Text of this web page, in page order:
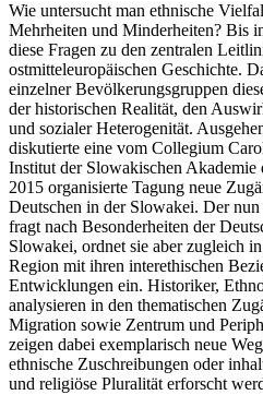
Wie untersucht man ethnische
Mehrheiten und Minderheiten? Bis
diese Fragen zu den zentralen
ostmitteleuropäischen Geschichte.
einzelner Bevölkerungsgruppen
der historischen Realität, den
und sozialer Heterogenität.
diskutierte eine vom Collegium
Institut der Slowakischen Akademie
2015 organisierte Tagung neue
Deutschen in der Slowakei. Der
fragt nach Besonderheiten der
Slowakei, ordnet sie aber zugleich
Region mit ihren interethischen
Entwicklungen ein. Historiker,
analysieren in den thematischen
Migration sowie Zentrum und
zeigen dabei exemplarisch neue
ethnische Zuschreibungen oder
und religiöse Pluralität erforscht